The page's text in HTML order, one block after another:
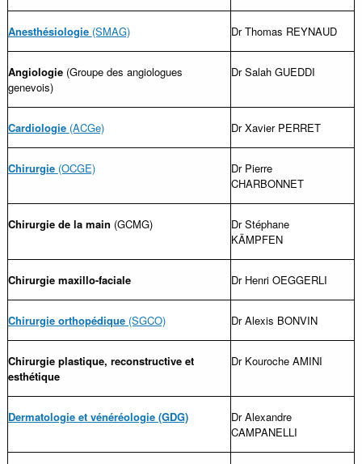
Anesthésiologie (SMAG) Dr Thomas REYNAUD
Angiologie (Groupe des angiologues
genevois)
Dr Salah GUEDDI
Cardiologie (ACGe) Dr Xavier PERRET
Chirurgie (OCGE)
Dr Pierre
CHARBONNET
Chirurgie de la main (GCMG)
Dr Stéphane
KÄMPFEN
Chirurgie maxillo-faciale Dr Henri OEGGERLI
Chirurgie orthopédique(SGCO) Dr Alexis BONVIN
Chirurgie plastique, reconstructive et
esthétique
Dr Kouroche AMINI
Dermatologie et vénéréologie (GDG)
Dr Alexandre
CAMPANELLI